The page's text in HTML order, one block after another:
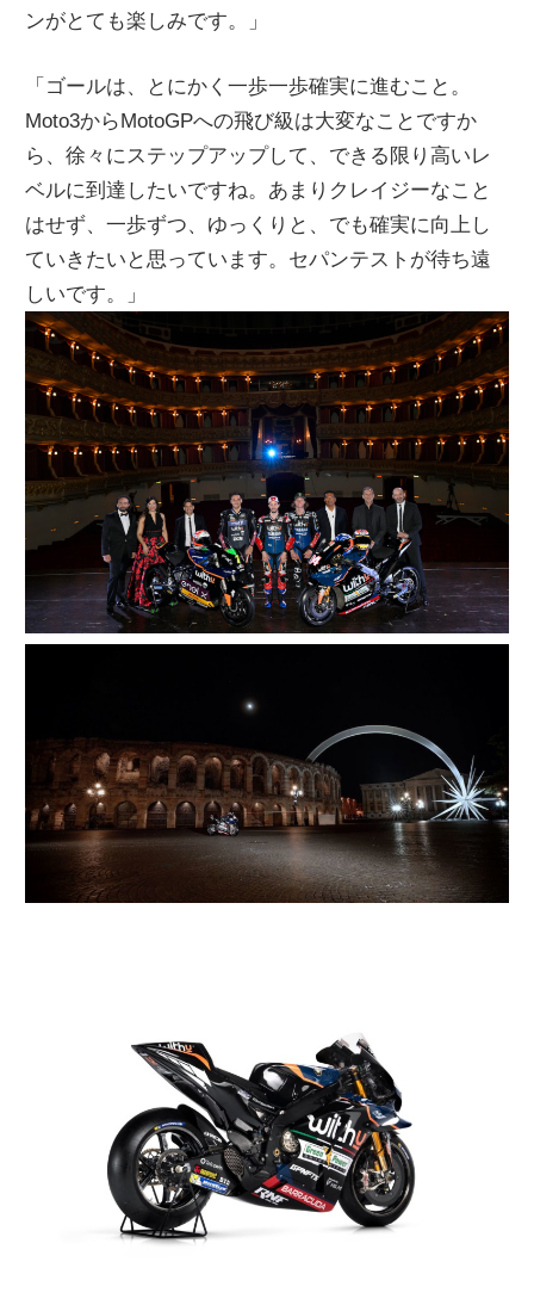
ンがとても楽しみです。」
「ゴールは、とにかく一歩一歩確実に進むこと。
Moto3からMotoGPへの飛び級は大変なことですか
ら、徐々にステップアップして、できる限り高いレ
ベルに到達したいですね。あまりクレイジーなこと
はせず、一歩ずつ、ゆっくりと、でも確実に向上し
ていきたいと思っています。セパンテストが待ち遠
しいです。」